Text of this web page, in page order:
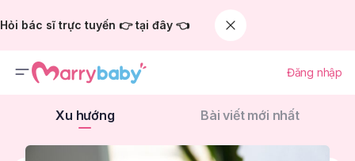
Hỏi bác sĩ trực tuyến 👉 tại đây 👈
Đăng nhập
Xu hướng Bài viết mới nhất